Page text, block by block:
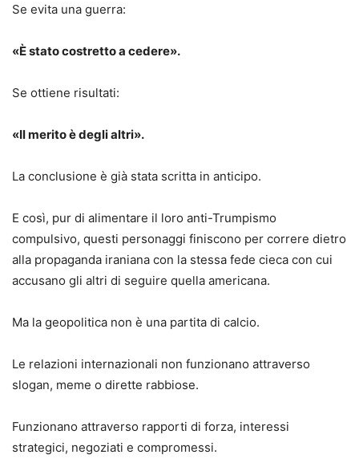
Se evita una guerra:
«È stato costretto a cedere».
Se ottiene risultati:
«Il merito è degli altri».
La conclusione è già stata scritta in anticipo.
E così, pur di alimentare il loro anti-Trumpismo
compulsivo, questi personaggi finiscono per correre dietro
alla propaganda iraniana con la stessa fede cieca con cui
accusano gli altri di seguire quella americana.
Ma la geopolitica non è una partita di calcio.
Le relazioni internazionali non funzionano attraverso
slogan, meme o dirette rabbiose.
Funzionano attraverso rapporti di forza, interessi
strategici, negoziati e compromessi.